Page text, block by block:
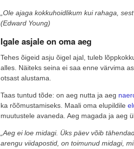
„Ole ajaga kokkuhoidlikum kui rahaga,
(Edward Young)
Igale asjale on oma aeg
Tehes õigeid asju õigel ajal, tuleb
alles. Näiteks seina ei saa enne värvima
otsast alustama.
Taas tuntud tõde: on aeg nutta ja aeg
ka rõõmustamiseks. Maali oma elupildile
muutustele avaneda. Aeg magada ja aeg
„Aeg ei loe midagi. Üks päev võib
arengu viidapostid, on toimunud midagi,